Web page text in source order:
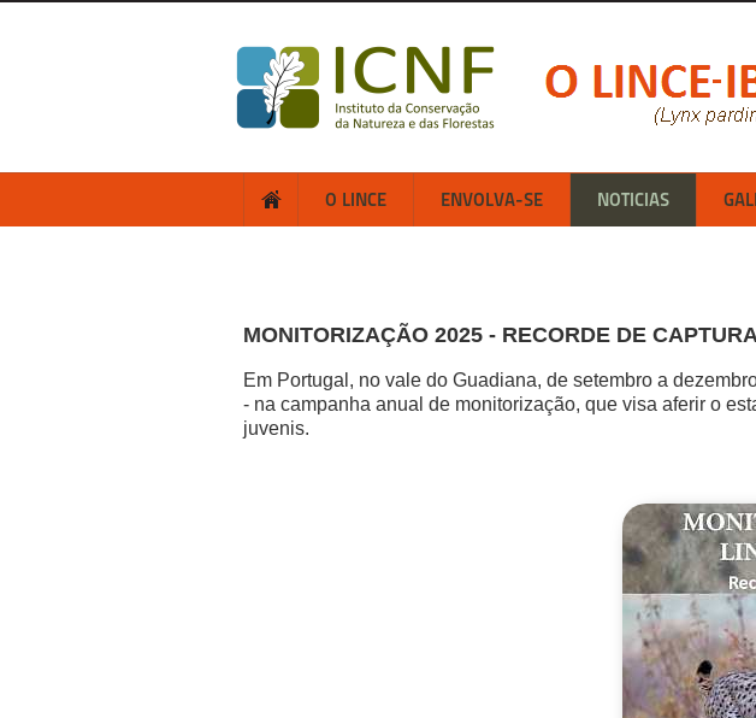
O LINCE ENVOLVA-SE NOTICIAS
MONITORIZAÇÃO 2025 - RECORDE DE
Em Portugal, no vale do Guadiana, de setembro a
- na campanha anual de monitorização, que visa aferir o
juvenis.